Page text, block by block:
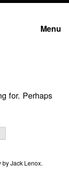
Menu
for. Perhaps
byJack Lenox.